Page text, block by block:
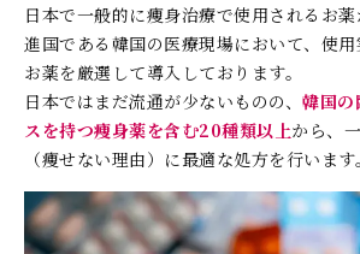
日本で一般的に痩身治療で使用されるお
進国である韓国の医療現場において、使
お薬を厳選して導入しております。
日本ではまだ流通が少ないものの、 韓国の
スを持つ痩身薬を含む20種類以上から、
（痩せない理由）に最適な処方を行います。